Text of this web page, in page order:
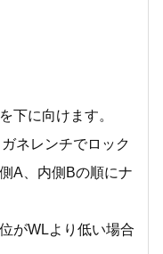
下に向けます。
ネレンチでロック
A、内側Bの順にナ
がWLより低い場合